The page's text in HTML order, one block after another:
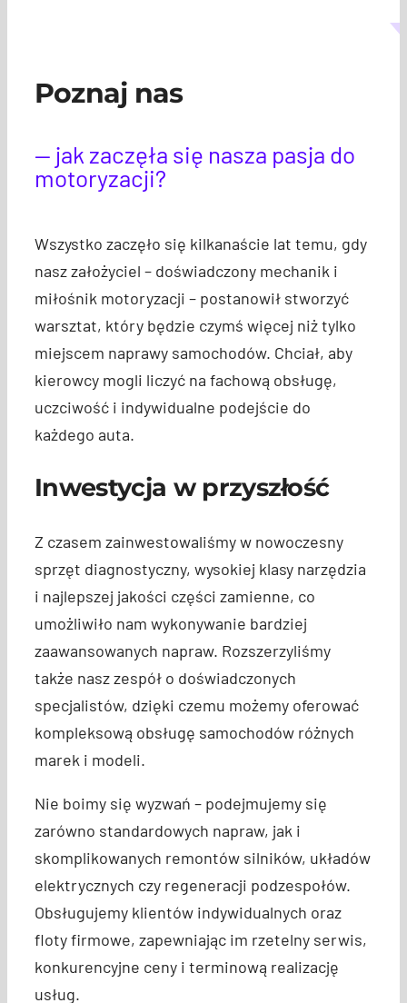
Poznaj nas
— jak zaczęła się nasza pasja do
motoryzacji?
Wszystko zaczęło się kilkanaście lat temu, gdy
nasz założyciel – doświadczony mechanik i
miłośnik motoryzacji – postanowił stworzyć
warsztat, który będzie czymś więcej niż tylko
miejscem naprawy samochodów. Chciał, aby
kierowcy mogli liczyć na fachową obsługę,
uczciwość i indywidualne podejście do
każdego auta.
Inwestycja w przyszłość
Z czasem zainwestowaliśmy w nowoczesny
sprzęt diagnostyczny, wysokiej klasy narzędzia
i najlepszej jakości części zamienne, co
umożliwiło nam wykonywanie bardziej
zaawansowanych napraw. Rozszerzyliśmy
także nasz zespół o doświadczonych
specjalistów, dzięki czemu możemy oferować
kompleksową obsługę samochodów różnych
marek i modeli.
Nie boimy się wyzwań – podejmujemy się
zarówno standardowych napraw, jak i
skomplikowanych remontów silników, układów
elektrycznych czy regeneracji podzespołów.
Obsługujemy klientów indywidualnych oraz
floty firmowe, zapewniając im rzetelny serwis,
konkurencyjne ceny i terminową realizację
usług.